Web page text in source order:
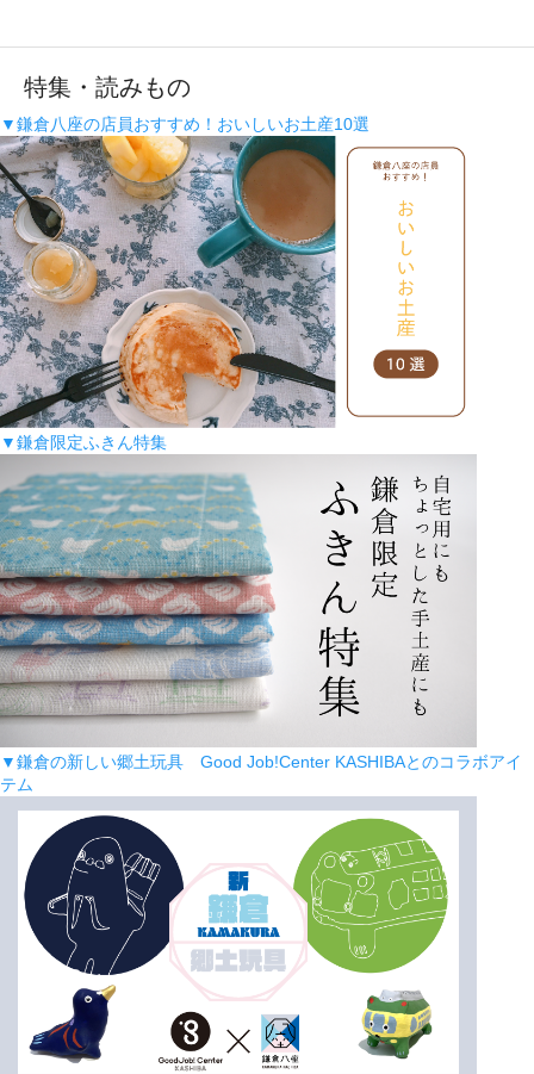
特集・読みもの
▼鎌倉八座の店員おすすめ！おいしいお土産10選
▼鎌倉限定ふきん特集
▼鎌倉の新しい郷土玩具 Good Job!Center KASHIBAとのコラボアイ
テム